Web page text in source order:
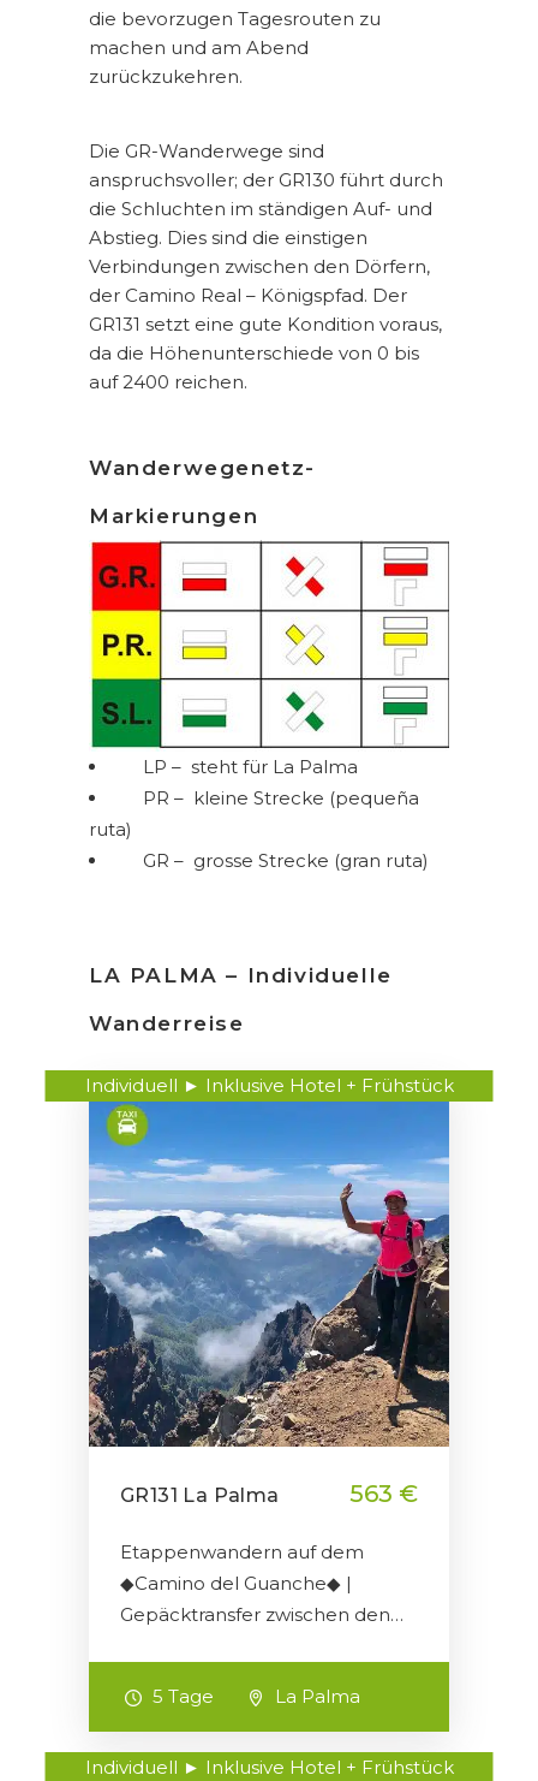
die bevorzugen Tagesrouten zu
machen und am Abend
zurückzukehren.
Die GR-Wanderwege sind
anspruchsvoller; der GR130 führt durch
die Schluchten im ständigen Auf- und
Abstieg. Dies sind die einstigen
Verbindungen zwischen den Dörfern,
der Camino Real – Königspfad. Der
GR131 setzt eine gute Kondition voraus,
da die Höhenunterschiede von 0 bis
auf 2400 reichen.
Wanderwegenetz-
Markierungen
LP – steht für La Palma
PR – kleine Strecke (pequeña
ruta)
GR – grosse Strecke (gran ruta)
LA PALMA – Individuelle
Wanderreise
Individuell ► Inklusive Hotel + Frühstück
GR131 La Palma 563 €
Etappenwandern auf dem
◆Camino del Guanche◆ |
Gepäcktransfer zwischen den…
5 Tage La Palma
Individuell ► Inklusive Hotel + Frühstück